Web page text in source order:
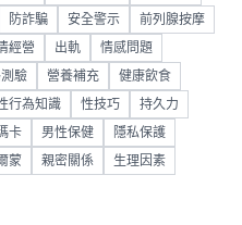
防詐騙 安全警示 前列腺按摩
經營 出軌 情感問題
驗 營養補充 健康飲食
行為知識 性技巧 持久力
卡 男性保健 隱私保護
蒙 親密關係 生理因素